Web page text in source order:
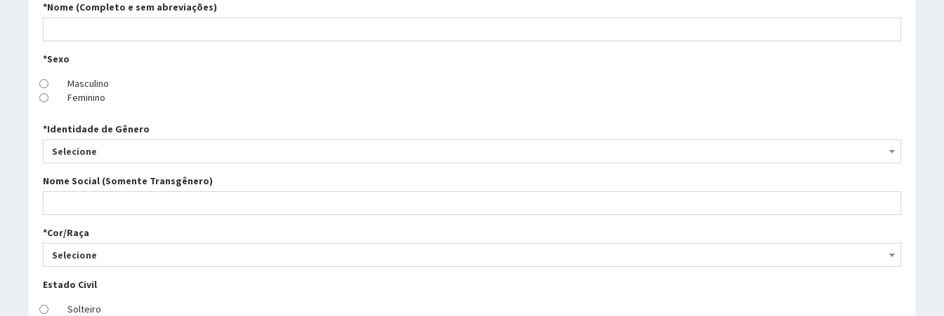
*Nome (Completo e sem abreviações)
*Sexo
Masculino
Feminino
*Identidade de Gênero
Selecione
Nome Social (Somente Transgênero)
*Cor/Raça
Selecione
Estado Civil
Solteiro